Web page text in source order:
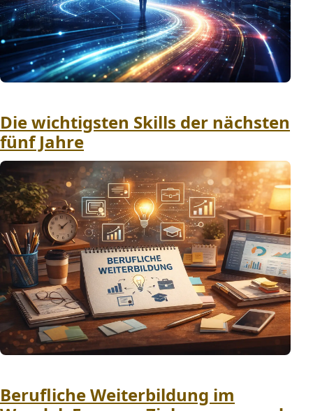
Die wichtigsten Skills der nächsten
fünf Jahre
Berufliche Weiterbildung im